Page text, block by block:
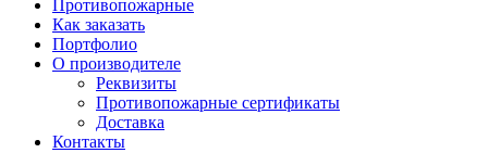
Противопожарные
Как заказать
Портфолио
О производителе
Реквизиты
Противопожарные сертификаты
Доставка
Контакты